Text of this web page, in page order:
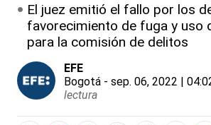
El juez emitió el fallo por los
favorecimiento de fuga y uso
para la comisión de delitos
EFE
Bogotá - sep. 06, 2022 |
lectura